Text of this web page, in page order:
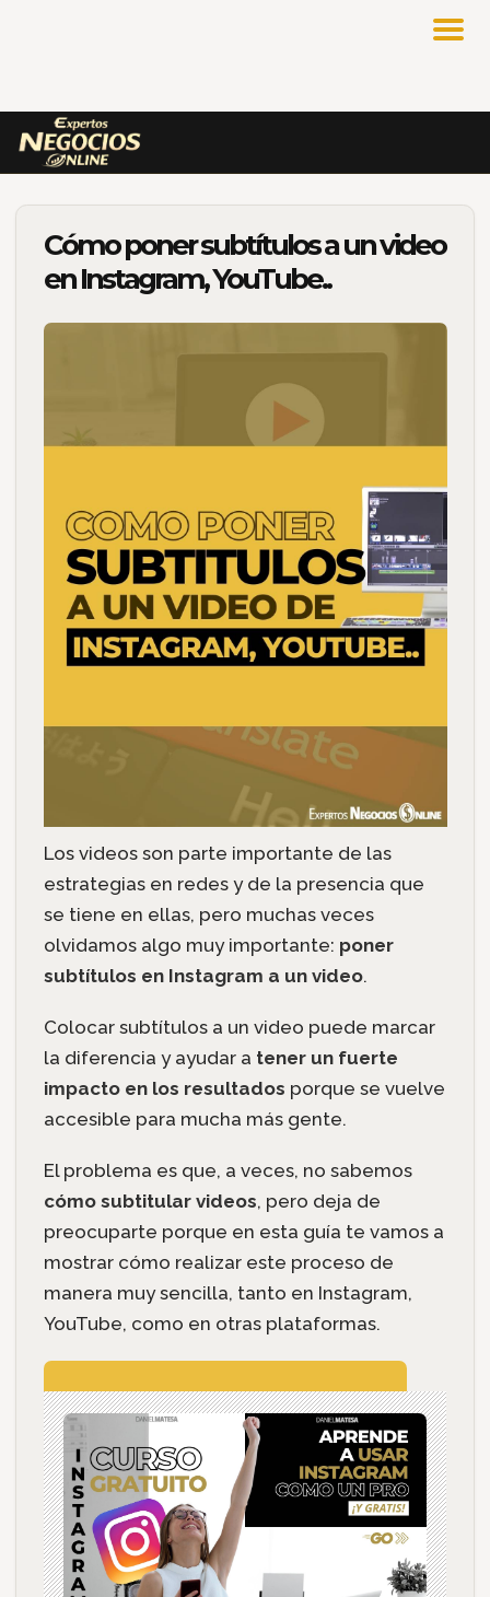
Cómo poner subtítulos a un video
en Instagram, YouTube..
Los videos son parte importante de las
estrategias en redes y de la presencia que
se tiene en ellas, pero muchas veces
olvidamos algo muy importante: poner
subtítulos en Instagram a un video.
Colocar subtítulos a un video puede marcar
la diferencia y ayudar a tener un fuerte
impacto en los resultados porque se vuelve
accesible para mucha más gente.
El problema es que, a veces, no sabemos
cómo subtitular videos, pero deja de
preocuparte porque en esta guía te vamos a
mostrar cómo realizar este proceso de
manera muy sencilla, tanto en Instagram,
YouTube, como en otras plataformas.